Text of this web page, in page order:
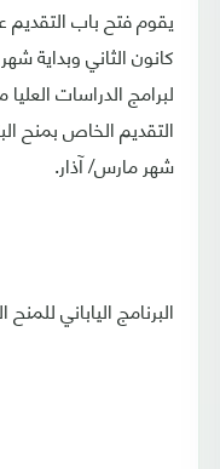
يقوم فتح باب التقديم
كانون الثاني وبداية
لبرامج الدراسات
التقديم الخاص بمنح
شهر مارس/ آذار.
البرنامج الياباني للمنح